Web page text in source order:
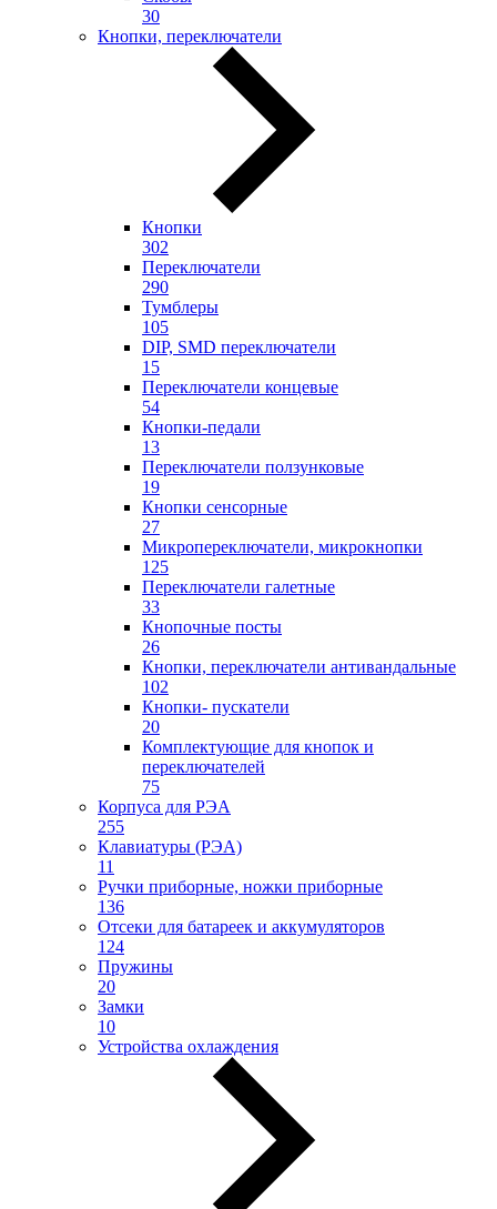
30
Кнопки, переключатели
Кнопки
302
Переключатели
290
Тумблеры
105
DIP, SMD переключатели
15
Переключатели концевые
54
Кнопки-педали
13
Переключатели ползунковые
19
Кнопки сенсорные
27
Микропереключатели, микрокнопки
125
Переключатели галетные
33
Кнопочные посты
26
Кнопки, переключатели антивандальные
102
Кнопки- пускатели
20
Комплектующие для кнопок и
переключателей
75
Корпуса для РЭА
255
Клавиатуры (РЭА)
11
Ручки приборные, ножки приборные
136
Отсеки для батареек и аккумуляторов
124
Пружины
20
Замки
10
Устройства охлаждения